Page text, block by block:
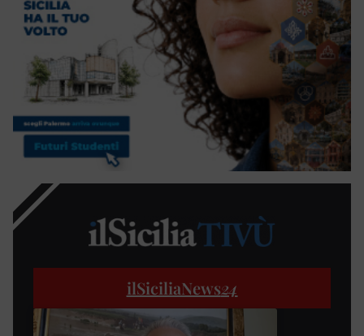
ilSiciliaNews24